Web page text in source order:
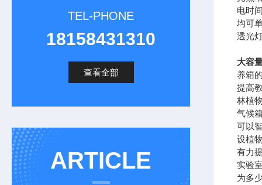
TEL-PHONE
18158431310
查看全部
ARTICLE
电时
均可
透光
大容
养箱
提高
林植
气候
可以
设植
有力
实验
为多